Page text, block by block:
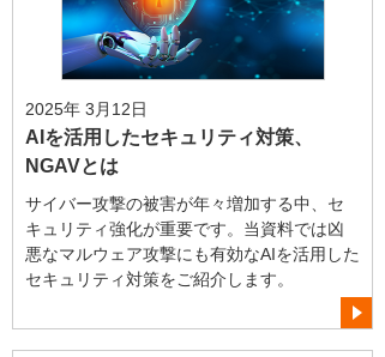
2025年 3月12日
AIを活用したセキュリティ対策、
NGAVとは
サイバー攻撃の被害が年々増加する中、セ
キュリティ強化が重要です。当資料では凶
悪なマルウェア攻撃にも有効なAIを活用した
セキュリティ対策をご紹介します。